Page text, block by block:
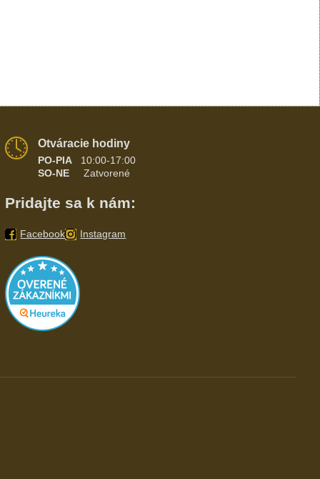
Otváracie hodiny
PO-PIA
10:00-17:00
SO-NE Zatvorené
Pridajte sa k nám:
Facebook Instagram